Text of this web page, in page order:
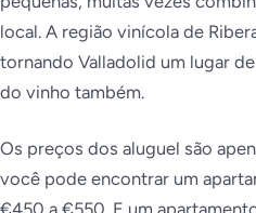
local. A região vinícola de
tornando Valladolid um lugar
do vinho também.
Os preços dos aluguel são
você pode encontrar um
€450 a €550. E um